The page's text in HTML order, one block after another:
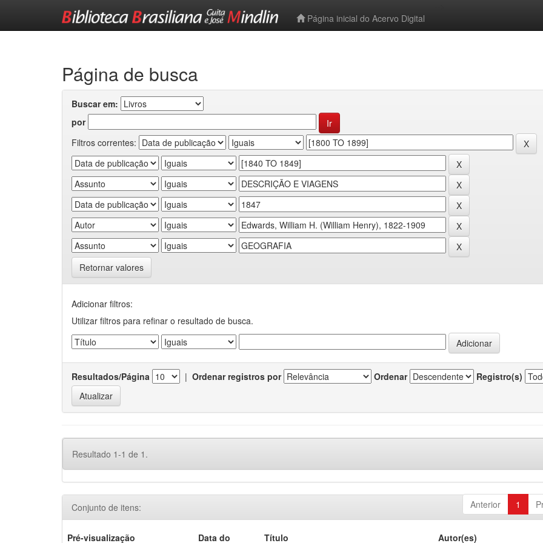
Página inicial do Acervo Digital
Página de busca
Buscar em:
por
Filtros correntes:
Retornar valores
Adicionar filtros:
Utilizar filtros para refinar o resultado de busca.
Resultados/Página | Ordenar registros por Ordenar Registro(s)
Resultado 1-1 de 1.
Anterior 1
Conjunto de itens:
Pré-visualização Data do Título Autor(es)